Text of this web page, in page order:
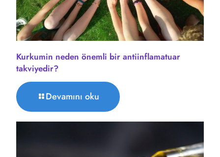
Kurkumin neden önemli bir antiinflamatuar
takviyedir?
Devamını oku